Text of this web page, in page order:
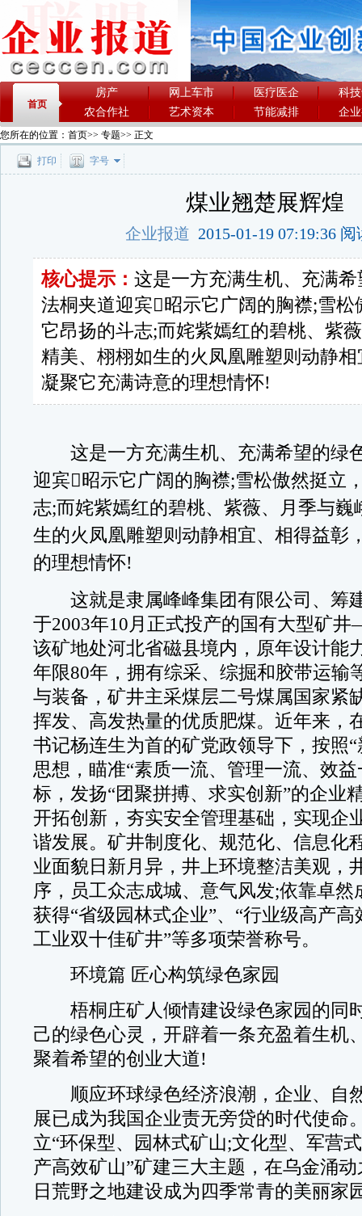
首页
房产 网上车市 医疗医企
科
农合作社
艺术资本 节能减排 企
您所在的位置： 首页>> 专题>> 正文
打印 字号
煤业翘楚展辉煌
企业报道 2015-01-19 07:19:36
核心提示： 这是一方充满生机、充满
法桐夹道迎宾昭示它广阔的胸襟;雪松
它昂扬的斗志;而姹紫嫣红的碧桃、紫
精美、栩栩如生的火凤凰雕塑则动静
凝聚它充满诗意的理想情怀!
这是一方充满生机、充满希望的绿
迎宾昭示它广阔的胸襟;雪松傲然挺立
志;而姹紫嫣红的碧桃、紫薇、月季与巍
生的火凤凰雕塑则动静相宜、相得益彰
的理想情怀!
这就是隶属峰峰集团有限公司、筹
于2003年10月正式投产的国有大型矿
该矿地处河北省磁县境内，原年设计能
年限80年，拥有综采、综掘和胶带运输
与装备，矿井主采煤层二号煤属国家紧
挥发、高发热量的优质肥煤。近年来，
书记杨连生为首的矿党政领导下，按照
思想，瞄准“素质一流、管理一流、效
标，发扬“团聚拼搏、求实创新”的企业
开拓创新，夯实安全管理基础，实现企
谐发展。矿井制度化、规范化、信息化
业面貌日新月异，井上环境整洁美观，
序，员工众志成城、意气风发;依靠卓然
获得“省级园林式企业”、“行业级高产高
工业双十佳矿井”等多项荣誉称号。
环境篇 匠心构筑绿色家园
梧桐庄矿人倾情建设绿色家园的同
己的绿色心灵，开辟着一条充盈着生机
聚着希望的创业大道!
顺应环球绿色经济浪潮，企业、自
展已成为我国企业责无旁贷的时代使命
立“环保型、园林式矿山;文化型、军营
产高效矿山”矿建三大主题，在乌金涌
日荒野之地建设成为四季常青的美丽家